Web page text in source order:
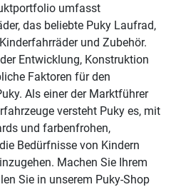
umfasst
das beliebte Puky Laufrad,
und Zubehör.
Entwicklung, Konstruktion
Faktoren für den
Als einer der Marktführer
versteht Puky es, mit
und farbenfrohen,
Bedürfnisse von Kindern
Machen Sie Ihrem
Sie in unserem Puky-Shop